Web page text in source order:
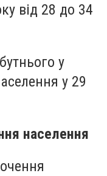
від 28 до 34
у
у 29
населення